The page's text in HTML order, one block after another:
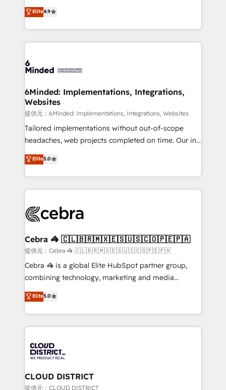
technology for integrations • Multilingual team:
English, Spanish, Portuguese & Italian 👉 Grow
smarter with AI and HubSpot.
healthcare, real estate, and other industries. With
150+ HubSpot-certified experts, we deliver scalable
solutions to complex GTM and RevOps challenges.
Our Expertise 🔹 Onboarding & Implementation:
tailored to your GTM motion. 🔹 Migrations:
from other CRMs to HubSpot without data loss or
downtime. 🔹 RevOps Strategy: Align teams,
processes, and data to drive revenue efficiency. 🔹
Integrations: Connect HubSpot with your tech stack
for better adoption. 🔹 Custom Solutions: Build
SOC 2 Type II and ISO 27001 certified, reinforcing
our commitment to data security and compliance. At
Elite4.9
6Minded: Implementations, Integrations,
Websites
提供元：6Minded: Implementations, Integrations, Websites
Tailored implementations without out-of-scope
headaches, web projects completed on time. Our in-
house team of certified CRM architects, experts,
developers, designers, and marketers handles all
aspects of your HubSpot. ✨ 400+ global clients ✨
100+ seamless migrations from 15+ different CRMs
implementations, and 5,000+ pages ✨ CS: Clients
CS: 245% organic growth & +751% new visitors for a
full-funnel HubSpot project ✨ CS: 415% conversion
boost with a new HubSpot site Recognized leaders:
🏆 HubSpot Platform Migration Impact Award 🏆
Inbound Campaign of the Year 🏆 Gold AVA Digital
Award for Best Website 🌟 Accreditations: CRM
Elite5.0
Cebra 🦓 🇨🇱🇧🇷🇲🇽🇪🇸🇺🇸🇨🇴🇵🇪🇵🇦
提供元：Cebra 🦓 🇨🇱🇧🇷🇲🇽🇪🇸🇺🇸🇨🇴🇵🇪🇵🇦
Cebra 🦓 is a global Elite HubSpot partner group,
combining technology, marketing and media
expertise across Latin America and Southern
Europe, with teams across 7 countries. Born in Chile,
we combine local insight with international reach to
help businesses grow through technology, creativity,
500+ HubSpot implementations, building end-to-
end solutions that integrate CRM, AI automation,
inbound and loop marketing, content, and digital
creativity. Our multicultural team works in Spanish,
Elite5.0
CLOUD DISTRICT
提供元：CLOUD DISTRICT